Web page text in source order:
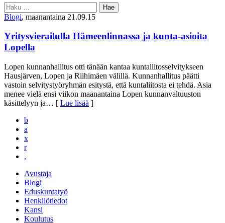
Haku:
Blogi, maanantaina 21.09.15
Yritysvierailulla Hämeenlinnassa ja kunta-asioita
Lopella
Lopen kunnanhallitus otti tänään kantaa kuntaliitosselvitykseen
Hausjärven, Lopen ja Riihimäen välillä. Kunnanhallitus päätti
vastoin selvitystyöryhmän esitystä, että kuntaliitosta ei tehdä. Asia
menee vielä ensi viikon maanantaina Lopen kunnanvaltuuston
käsittelyyn ja… [ Lue lisää ]
b
a
x
r
,
Avustaja
Blogi
Eduskuntatyö
Henkilötiedot
Kansi
Koulutus